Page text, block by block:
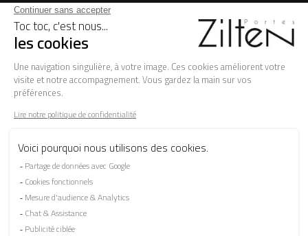
FAQ
Les garanties
Le SAV
Besoin d'informations ? Nos conseillers
CONTACTEZ-NOUS
SUIVEZ-NOUS SUR LES RÉSEAUX SOCIAUX !